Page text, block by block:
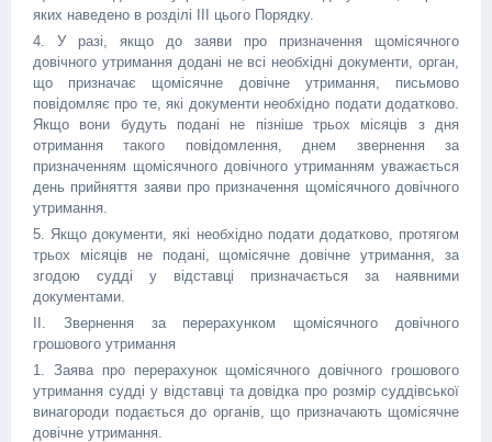
яких наведено в розділі IIІ цього Порядку.
4. У разі, якщо до заяви про призначення щомісячного
довічного утримання додані не всі необхідні документи, орган,
що призначає щомісячне довічне утримання, письмово
повідомляє про те, які документи необхідно подати додатково.
Якщо вони будуть подані не пізніше трьох місяців з дня
отримання такого повідомлення, днем звернення за
призначенням щомісячного довічного утриманням уважається
день прийняття заяви про призначення щомісячного довічного
утримання.
5. Якщо документи, які необхідно подати додатково, протягом
трьох місяців не подані, щомісячне довічне утримання, за
згодою судді у відставці призначається за наявними
документами.
IІ. Звернення за перерахунком щомісячного довічного
грошового утримання
1. Заява про перерахунок щомісячного довічного грошового
утримання судді у відставці та довідка про розмір суддівської
винагороди подається до органів, що призначають щомісячне
довічне утримання.